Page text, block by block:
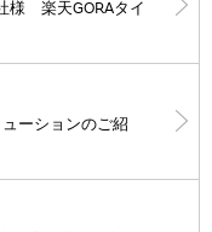
様 楽天GORAタイ
ーションのご紹